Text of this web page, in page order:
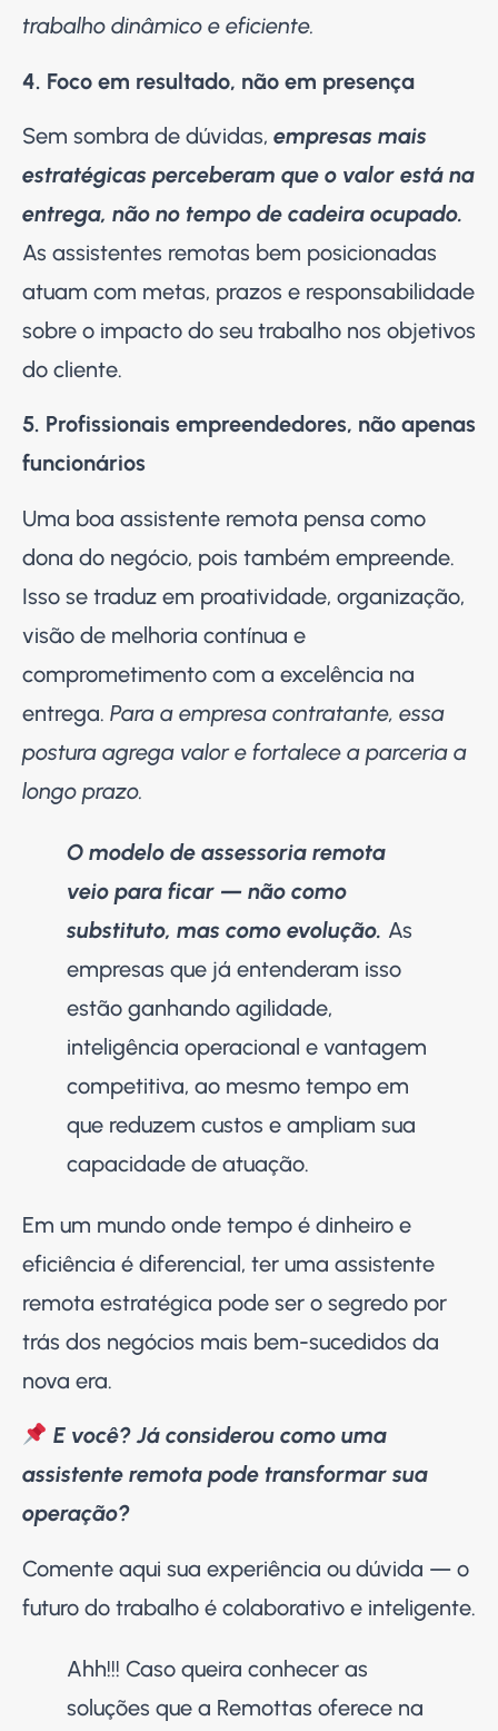
trabalho dinâmico e eficiente.
4. Foco em resultado, não em presença
Sem sombra de dúvidas, empresas mais
estratégicas perceberam que o valor está na
entrega, não no tempo de cadeira ocupado.
As assistentes remotas bem posicionadas
atuam com metas, prazos e responsabilidade
sobre o impacto do seu trabalho nos objetivos
do cliente.
5. Profissionais empreendedores, não apenas
funcionários
Uma boa assistente remota pensa como
dona do negócio, pois também empreende.
Isso se traduz em proatividade, organização,
visão de melhoria contínua e
comprometimento com a excelência na
entrega. Para a empresa contratante, essa
postura agrega valor e fortalece a parceria a
longo prazo.
O modelo de assessoria remota
veio para ficar — não como
substituto, mas como evolução. As
empresas que já entenderam isso
estão ganhando agilidade,
inteligência operacional e vantagem
competitiva, ao mesmo tempo em
que reduzem custos e ampliam sua
capacidade de atuação.
Em um mundo onde tempo é dinheiro e
eficiência é diferencial, ter uma assistente
remota estratégica pode ser o segredo por
trás dos negócios mais bem-sucedidos da
nova era.
E você? Já considerou como uma
assistente remota pode transformar sua
operação?
Comente aqui sua experiência ou dúvida — o
futuro do trabalho é colaborativo e inteligente.
Ahh!!! Caso queira conhecer as
soluções que a Remottas oferece na